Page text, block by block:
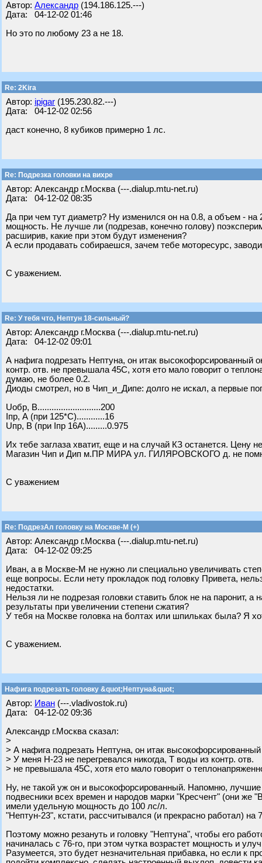
Автор: Александр (194.186.125.---)
Дата: 04-12-02 01:46
Но это по любому 23 а не 18.
Re: 2Kira
Автор: ipigar (195.230.82.---)
Дата: 04-12-02 02:56
даст конечно, 8 кубиков примерно 1 лс.
Re: Подрезка головки на вихре
Автор: Александр г.Москва (---.dialup.mtu-net.ru)
Дата: 04-12-02 08:35
Да при чем тут диаметр? Ну изменился он на 0.8, а объем - на
мощность. Не лучше ли (подрезав, конечно голову)
расширив, какие при этом будут изменения?
А если продавать собираешся, зачем тебе моторесурс,
С уважением.
Re: У тебя что, Нептун 18-сильный?
Автор: Александр г.Москва (---.dialup.mtu-net.ru)
Дата: 04-12-02 09:01
А нафига подрезать Нептуна, он итак высокофорсированный
контр. отв. не превышала 45С, хотя ето мало говорит о
думаю, не более 0.2.
Диоды смотрел, но в Чип_и_Дипе: долго не искал, а первые
Uобр, В...........................200
Iпр, А (при 125*С)............16
Uпр, В (при Iпр 16А).........0.975
Их тебе заглаза хватит, еще и на случай КЗ останется. Цену
Магазин Чип и Дип м.ПР МИРА ул. ГИЛЯРОВСКОГО д. не
С уважением
Re: ПодрезАл головку на Москве-М (+)
Автор: Александр г.Москва (---.dialup.mtu-net.ru)
Дата: 04-12-02 09:25
Иван, а в Москве-М не нужно ли специально увеличивать
еще вопросы. Если нету прокладок под головку Привета,
недостатки.
Нельзя ли не подрезая головки ставить блок не на паронит,
результаты при увеличении степени сжатия?
У тебя на Москве головка на болтах или шпильках была? Я
С уважением.
Нафига подрезать головку &quot;Нептуна&quot;
Автор: Иван (---.vladivostok.ru)
Дата: 04-12-02 09:36
Александр г.Москва сказал:
>
> А нафига подрезать Нептуна, он итак
> У меня Н-23 не перегревался никогда, Т воды из контр. отв.
> не превышала 45С, хотя ето мало говорит о
Ну, не такой уж он и высокофорсированный. Напомню, лучшие
подвесники всех времен и народов марки "Кресчент" (они же
имели удельную мощность до 100 лс/л.
"Нептун-23", кстати, рассчитывался (и прекрасно работал) на
Поэтому можно резануть и головку "Нептуна", чтобы его
начиналась с 76-го, при этом чутка возрастет мощность и
Разумеется, это будет незначительная прибавка, но если к